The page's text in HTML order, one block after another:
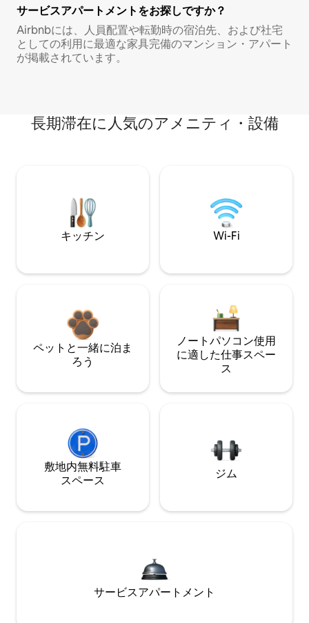
サービスアパートメントをお探しですか？
Airbnbには、人員配置や転勤時の宿泊先、および社宅
としての利用に最適な家具完備のマンション・アパート
が掲載されています。
長期滞在に人気のアメニティ・設備
キッチン Wi-Fi
ペットと一緒に泊ま
ろう
ノートパソコン使用
に適した仕事スペー
ス
敷地内無料駐⁠車
ス⁠ペ⁠ー⁠ス
ジム
サービスアパートメント